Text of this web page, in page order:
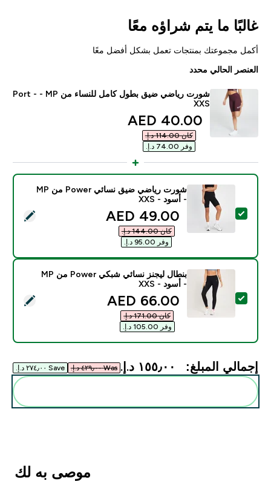
غالبًا ما يتم شراؤه معًا
أكمل مجموعتك بمنتجات تعمل بشكل أفضل معًا
العنصر الحالي محدد
شورت رياضي ضيق بطول كامل للنساء من MP ‏- Port -
XXS
discounted price
40.00 AED‎
كان ‏114.00 د.إ.‏‎
وفر ‏74.00 د.إ.‏‎
تحديد هذا المنتج - شورت رياضي ضيق نسائي Power من MP - أسود - XXS
شورت رياضي ضيق نسائي Power من MP
- أسود - XXS
discounted price
49.00 AED‎
كان ‏144.00 د.إ.‏‎
وفر ‏95.00 د.إ.‏‎
تحديد هذا المنتج - بنطال ليجنز نسائي شبكي Power من MP - أسود - XXS
بنطال ليجنز نسائي شبكي Power من MP
- أسود - XXS
discounted price
66.00 AED‎
كان ‏171.00 د.إ.‏‎
وفر ‏105.00 د.إ.‏‎
إجمالي المبلغ: ١٥٥٫٠٠ د.إ.‏‎ Was ٤٢٩٫٠٠ د.إ.‏‎ Save ٢٧٤٫٠٠ د.إ.‏‎
موصى به لك